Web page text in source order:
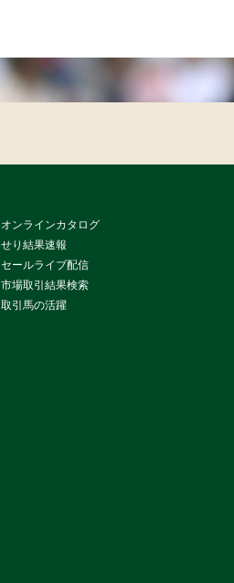
オンラインカタログ
せり結果速報
セールライブ配信
市場取引結果検索
取引馬の活躍